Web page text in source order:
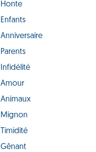
Honte
Enfants
Anniversaire
Parents
Infidélité
Amour
Animaux
Mignon
Timidité
Gênant